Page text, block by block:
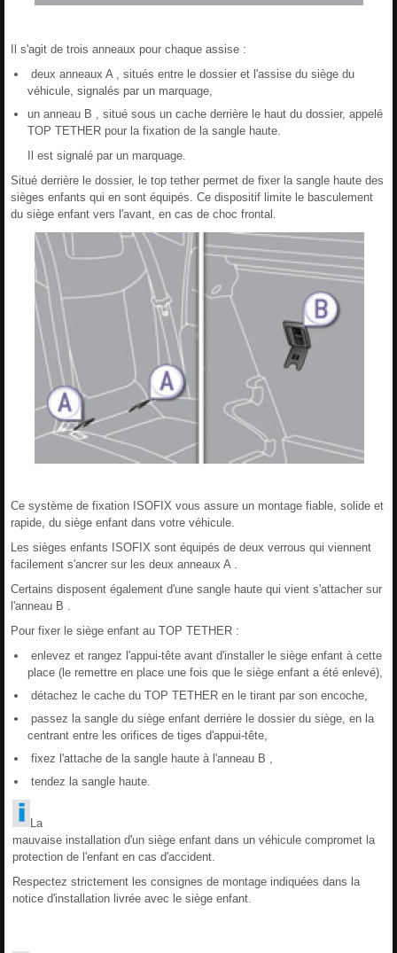
Il s'agit de trois anneaux pour chaque assise :
deux anneaux A , situés entre le dossier et l'assise du siège du
véhicule, signalés par un marquage,
un anneau B , situé sous un cache derrière le haut du dossier, appelé
TOP TETHER pour la fixation de la sangle haute.
Il est signalé par un marquage.
Situé derrière le dossier, le top tether permet de fixer la sangle haute des
sièges enfants qui en sont équipés. Ce dispositif limite le basculement
du siège enfant vers l'avant, en cas de choc frontal.
Ce système de fixation ISOFIX vous assure un montage fiable, solide et
rapide, du siège enfant dans votre véhicule.
Les sièges enfants ISOFIX sont équipés de deux verrous qui viennent
facilement s'ancrer sur les deux anneaux A .
Certains disposent également d'une sangle haute qui vient s'attacher sur
l'anneau B .
Pour fixer le siège enfant au TOP TETHER :
enlevez et rangez l'appui-tête avant d'installer le siège enfant à cette
place (le remettre en place une fois que le siège enfant a été enlevé),
détachez le cache du TOP TETHER en le tirant par son encoche,
passez la sangle du siège enfant derrière le dossier du siège, en la
centrant entre les orifices de tiges d'appui-tête,
fixez l'attache de la sangle haute à l'anneau B ,
tendez la sangle haute.
La
mauvaise installation d'un siège enfant dans un véhicule compromet la
protection de l'enfant en cas d'accident.
Respectez strictement les consignes de montage indiquées dans la
notice d'installation livrée avec le siège enfant.